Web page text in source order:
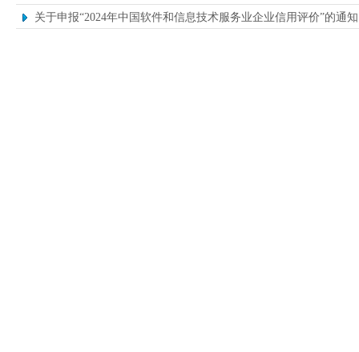
关于申报“2024年中国软件和信息技术服务业企业信用评价”的通知